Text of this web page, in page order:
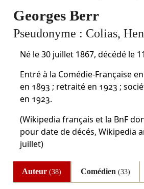
Georges Berr
Pseudonyme : Colias,
Né le30 juillet 1867, décédé le
Entré à la Comédie-Française
en 1893 ; retraité en 1923 ;
en 1923.
(Wikipedia français et la BnF
pour date de décés, Wikipedia
juillet)
Auteur(38) Comédien (33)